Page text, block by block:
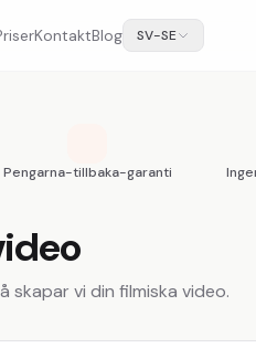
KontaktBlog SV-SE
Pengarna-tillbaka-garanti
vi din filmiska video.